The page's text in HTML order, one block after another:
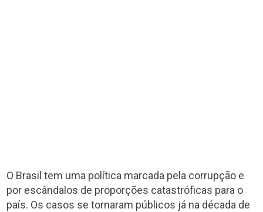
O Brasil tem uma política marcada pela corrupção e
por escândalos de proporções catastróficas para o
país. Os casos se tornaram públicos já na década de